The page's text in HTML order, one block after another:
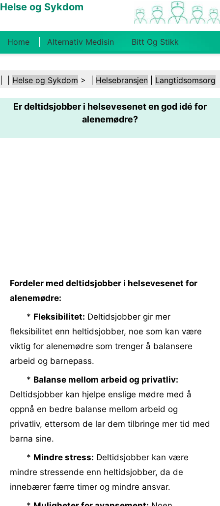
Helse og Sykdom
Home Alternativ Medisin Bitt Og Stikk
Kosthold Og Ernæring Familiehelse
Helsebransjen Psykisk Helse Folkehelse Og
Helse og Sykdom > | Helsebransjen Langtidsomsorg
Er deltidsjobber i helsevesenet en god idé for
alenemødre?
Fordeler med deltidsjobber i helsevesenet for
alenemødre:
* Fleksibilitet: Deltidsjobber gir mer
fleksibilitet enn heltidsjobber, noe som kan være
viktig for alenemødre som trenger å balansere
arbeid og barnepass.
* Balanse mellom arbeid og privatliv:
Deltidsjobber kan hjelpe enslige mødre med å
oppnå en bedre balanse mellom arbeid og
privatliv, ettersom de lar dem tilbringe mer tid med
barna sine.
* Mindre stress: Deltidsjobber kan være
mindre stressende enn heltidsjobber, da de
innebærer færre timer og mindre ansvar.